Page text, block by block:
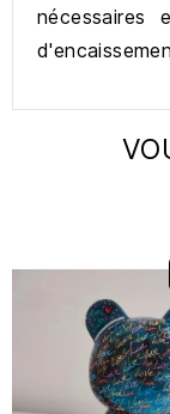
nécessaires